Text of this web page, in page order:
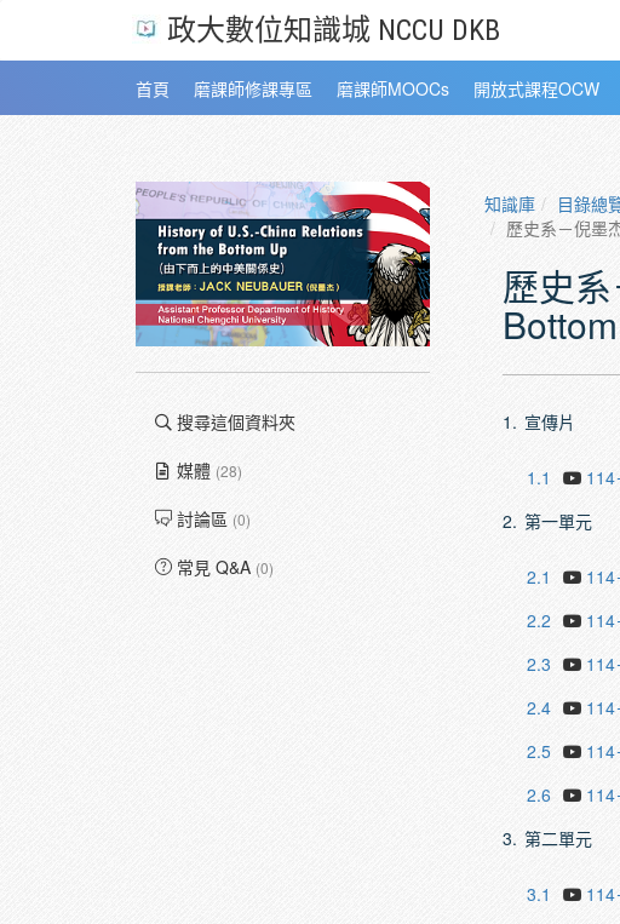
政大數位知識城 NCCU DKB
首頁 磨課師修課專區 磨課師MOOCs 開放式課程OCW
搜尋這個資料夾
媒體 (28)
討論區 (0)
常見 Q&A (0)
知識庫 目錄總
歷史系－倪墨
歷史
1. 宣傳片
1.1
114
2. 第一單元
2.1
114
2.2
114
2.3
114
2.4
114
2.5
114
2.6
114
3. 第二單元
3.1
114